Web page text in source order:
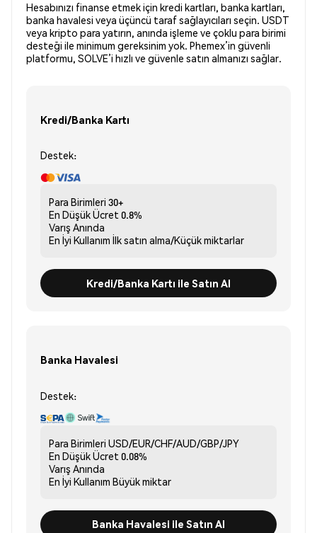
Hesabınızı finanse etmek için kredi kartları, banka kartları,
banka havalesi veya üçüncü taraf sağlayıcıları seçin. USDT
veya kripto para yatırın, anında işleme ve çoklu para birimi
desteği ile minimum gereksinim yok. Phemex’in güvenli
platformu, SOLVE’i hızlı ve güvenle satın almanızı sağlar.
Kredi/Banka Kartı
Destek:
Para Birimleri 30+
En Düşük Ücret 0.8%
Varış Anında
En İyi Kullanım İlk satın alma/Küçük miktarlar
Kredi/Banka Kartı ile Satın Al
Banka Havalesi
Destek:
Para Birimleri USD/EUR/CHF/AUD/GBP/JPY
En Düşük Ücret 0.08%
Varış Anında
En İyi Kullanım Büyük miktar
Banka Havalesi ile Satın Al